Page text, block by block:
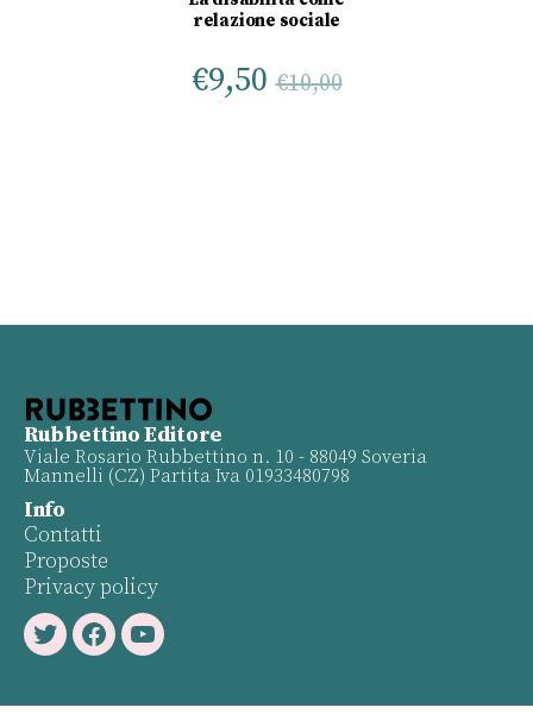
relazione sociale
€9,50 €10,00
Rubbettino Editore
Viale Rosario Rubbettino n. 10 - 88049 Soveria
Mannelli (CZ) Partita Iva 01933480798
Info
Contatti
Proposte
Privacy policy
TwitterFacebookYoutube